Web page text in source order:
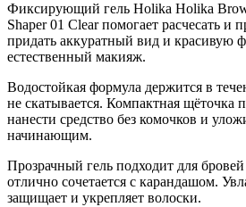
Фиксирующий гель Holika Holika
Shaper 01 Clear помогает расчесать и
придать аккуратный вид и красивую
естественный макияж.
Водостойкая формула держится в
не скатывается. Компактная щёточка
нанести средство без комочков и
начинающим.
Прозрачный гель подходит для
отлично сочетается с карандашом.
защищает и укрепляет волоски.